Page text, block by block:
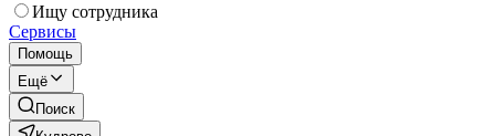
Ищу сотрудника
Сервисы
Помощь
Ещё
Поиск